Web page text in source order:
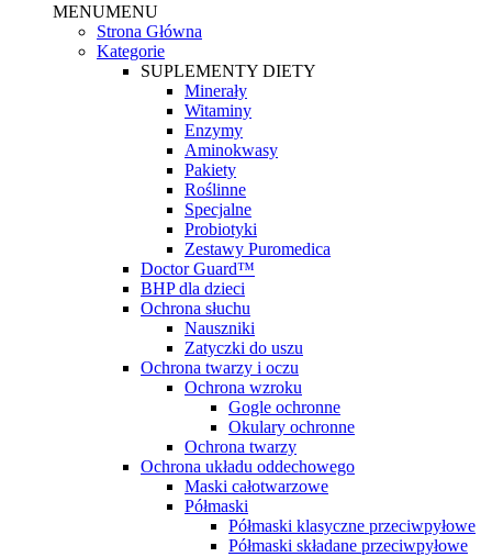
MENUMENU
Strona Główna
Kategorie
SUPLEMENTY DIETY
Minerały
Witaminy
Enzymy
Aminokwasy
Pakiety
Roślinne
Specjalne
Probiotyki
Zestawy Puromedica
Doctor Guard™
BHP dla dzieci
Ochrona słuchu
Nauszniki
Zatyczki do uszu
Ochrona twarzy i oczu
Ochrona wzroku
Gogle ochronne
Okulary ochronne
Ochrona twarzy
Ochrona układu oddechowego
Maski całotwarzowe
Półmaski
Półmaski klasyczne przeciwpyłowe
Półmaski składane przeciwpyłowe